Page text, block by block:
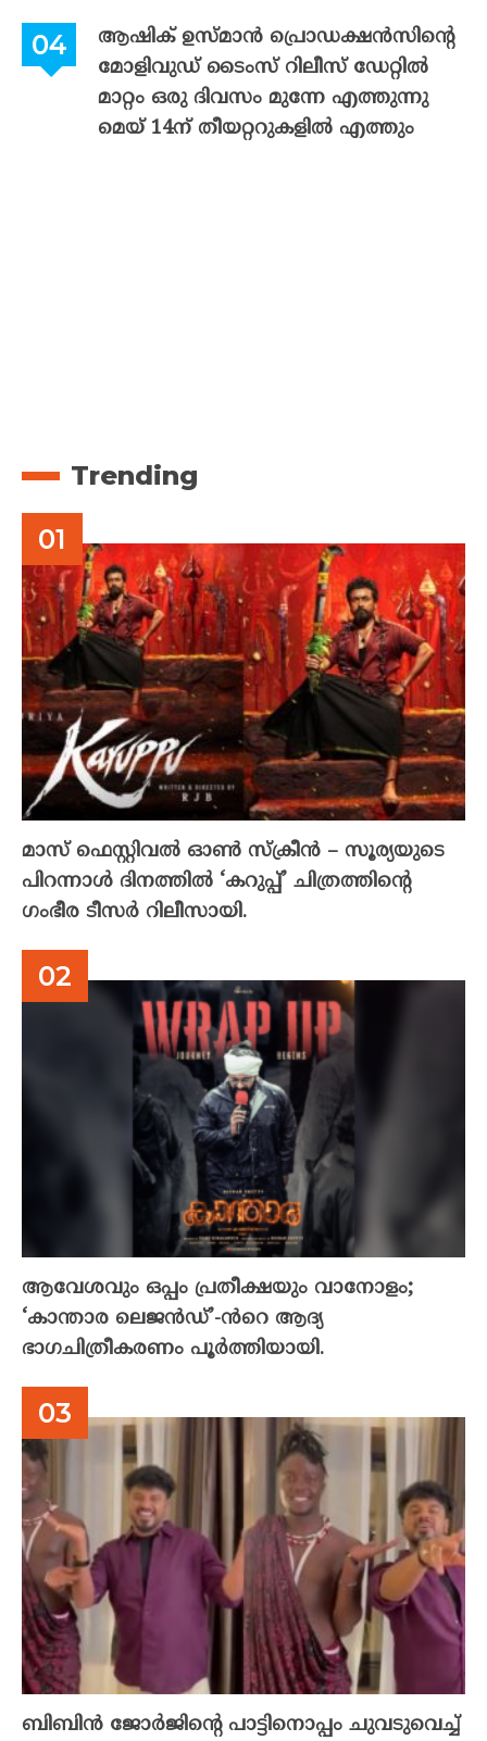
ആഷിക് ഉസ്മാൻ പ്രൊഡക്ഷൻസിന്റെ
മോളിവുഡ് ടൈംസ് റിലീസ് ഡേറ്റിൽ
മാറ്റം ഒരു ദിവസം മുന്നേ എത്തുന്നു
മെയ് 14ന് തീയറ്ററുകളിൽ എത്തും
Trending
മാസ് ഫെസ്റ്റിവൽ ഓൺ സ്‌ക്രീൻ – സൂര്യയുടെ
പിറന്നാൾ ദിനത്തിൽ ‘കറുപ്പ്’ ചിത്രത്തിന്റെ
ഗംഭീര ടീസർ റിലീസായി.
ആവേശവും ഒപ്പം പ്രതീക്ഷയും വാനോളം;
‘കാന്താര ലെജൻഡ്’-ൻറെ ആദ്യ
ഭാഗചിത്രീകരണം പൂർത്തിയായി.
ബിബിൻ ജോർജിന്റെ പാട്ടിനൊപ്പം ചുവടുവെച്ച്